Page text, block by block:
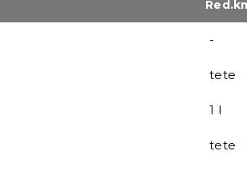
-
tete
1 l
tete